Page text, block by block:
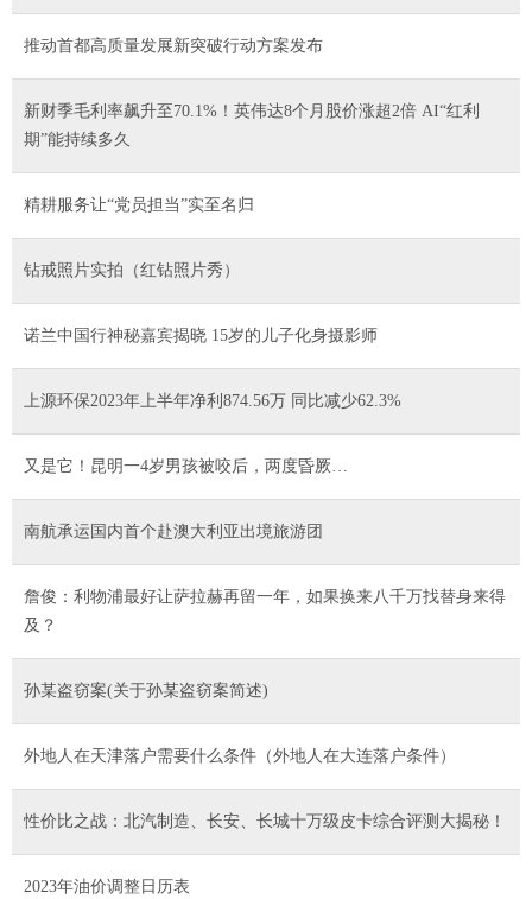
推动首都高质量发展新突破行动方案发布
新财季毛利率飙升至70.1%！英伟达8个月股价涨超2倍 AI“红利
期”能持续多久
精耕服务让“党员担当”实至名归
钻戒照片实拍（红钻照片秀）
诺兰中国行神秘嘉宾揭晓 15岁的儿子化身摄影师
上源环保2023年上半年净利874.56万 同比减少62.3%
又是它！昆明一4岁男孩被咬后，两度昏厥…
南航承运国内首个赴澳大利亚出境旅游团
詹俊：利物浦最好让萨拉赫再留一年，如果换来八千万找替身来得
及？
孙某盗窃案(关于孙某盗窃案简述)
外地人在天津落户需要什么条件（外地人在大连落户条件）
性价比之战：北汽制造、长安、长城十万级皮卡综合评测大揭秘！
2023年油价调整日历表